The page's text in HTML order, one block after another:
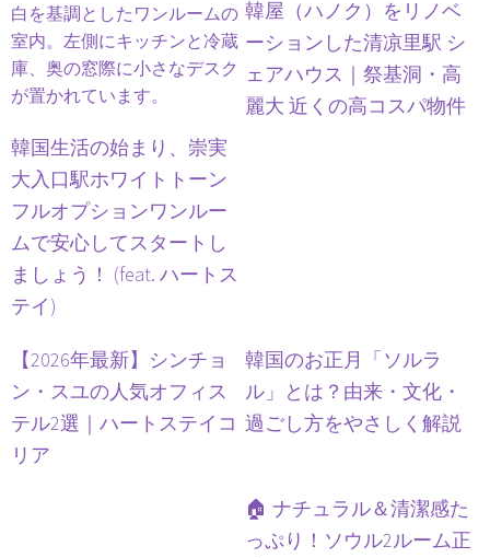
韓国生活の始まり、崇実
大入口駅ホワイトトーン
フルオプションワンルー
ムで安心してスタートし
ましょう！ (feat. ハートス
テイ)
韓屋（ハノク）をリノベ
ーションした清凉里駅 シ
ェアハウス｜祭基洞・高
麗大 近くの高コスパ物件
【2026年最新】シンチョ
ン・スユの人気オフィス
テル2選｜ハートステイコ
リア
韓国のお正月「ソルラ
ル」とは？由来・文化・
過ごし方をやさしく解説
🏠 ナチュラル＆清潔感た
っぷり！ソウル2ルーム正